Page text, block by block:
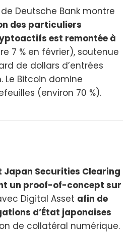
Deutsche Bank montre
des particuliers
est remontée à
7 % en février), soutenue
de dollars d’entrées
Le Bitcoin domine
(environ 70 %).
Japan Securities Clearing
un proof-of-concept sur
Digital Asset afin de
d’État japonaises
de collatéral numérique.